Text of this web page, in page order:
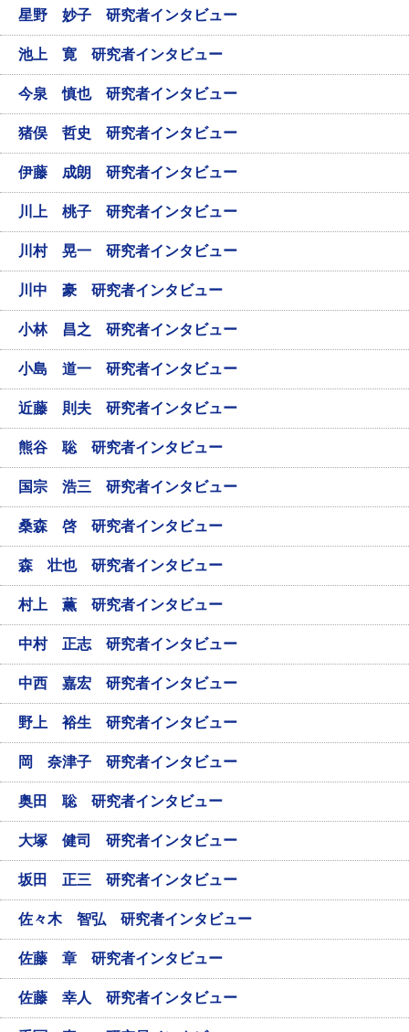
星野 妙子 研究者インタビュー
池上 寛 研究者インタビュー
今泉 慎也 研究者インタビュー
猪俣 哲史 研究者インタビュー
伊藤 成朗 研究者インタビュー
川上 桃子 研究者インタビュー
川村 晃一 研究者インタビュー
川中 豪 研究者インタビュー
小林 昌之 研究者インタビュー
小島 道一 研究者インタビュー
近藤 則夫 研究者インタビュー
熊谷 聡 研究者インタビュー
国宗 浩三 研究者インタビュー
桑森 啓 研究者インタビュー
森 壮也 研究者インタビュー
村上 薫 研究者インタビュー
中村 正志 研究者インタビュー
中西 嘉宏 研究者インタビュー
野上 裕生 研究者インタビュー
岡 奈津子 研究者インタビュー
奥田 聡 研究者インタビュー
大塚 健司 研究者インタビュー
坂田 正三 研究者インタビュー
佐々木 智弘 研究者インタビュー
佐藤 章 研究者インタビュー
佐藤 幸人 研究者インタビュー